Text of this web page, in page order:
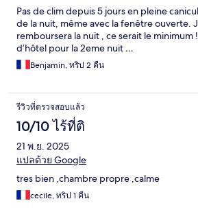
Pas de clim depuis 5 jours en pleine
de la nuit, même avec la fenêtre ouverte.
remboursera la nuit , ce serait le minimum
d’hôtel pour la 2eme nuit …
Benjamin, ทริป 2 คืน
รีวิวที่ตรวจสอบแล้ว
10/10 ไร้ที่ติ
21 พ.ย. 2025
แปลด้วย Google
tres bien ,chambre propre ,calme
cecile, ทริป 1 คืน